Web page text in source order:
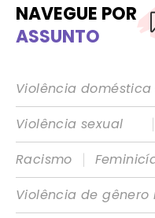
NAVEGUE POR
ASSUNTO
Violência
Violência sexual
|
Racismo
|
Violência de gênero